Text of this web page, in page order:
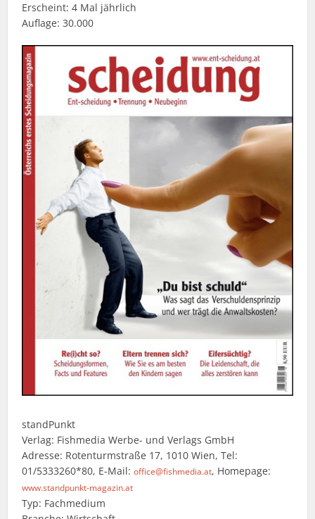
Erscheint: 4 Mal jährlich
Auflage: 30.000
standPunkt
Verlag: Fishmedia Werbe- und Verlags GmbH
Adresse: Rotenturmstraße 17, 1010 Wien, Tel:
01/5333260*80, E-Mail:office@fishmedia.at, Homepage:
www.standpunkt-magazin.at
Typ: Fachmedium